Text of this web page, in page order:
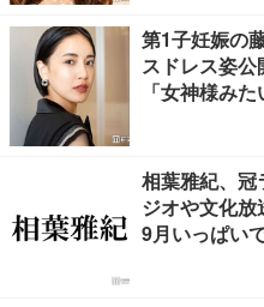
第1子妊娠の
スドレス姿公
「女神様みた
相葉雅紀、冠
ジオや文化放
9月いっぱい